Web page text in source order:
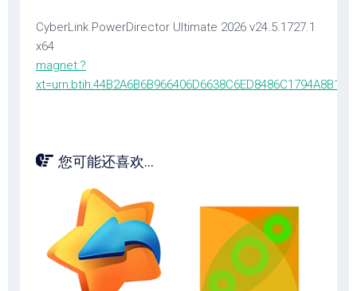
CyberLink PowerDirector Ultimate 2026 v24.5.1727.1
x64
magnet:?
您可能还喜欢...